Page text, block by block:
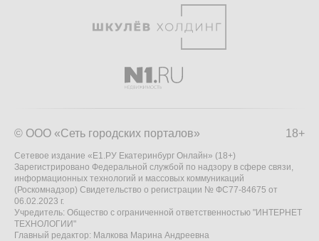
18+
© ООО «Сеть городских порталов»
Сетевое издание «Е1.РУ Екатеринбург Онлайн» (18+)
Зарегистрировано Федеральной службой по надзору в сфере связи,
информационных технологий и массовых коммуникаций
(Роскомнадзор) Свидетельство о регистрации № ФС77-84675 от
06.02.2023 г.
Учредитель: Общество с ограниченной ответственностью "ИНТЕРНЕТ
ТЕХНОЛОГИИ"
Главный редактор: Малкова Марина Андреевна